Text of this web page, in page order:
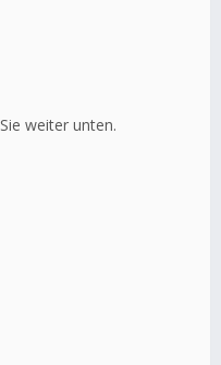
weiter unten.